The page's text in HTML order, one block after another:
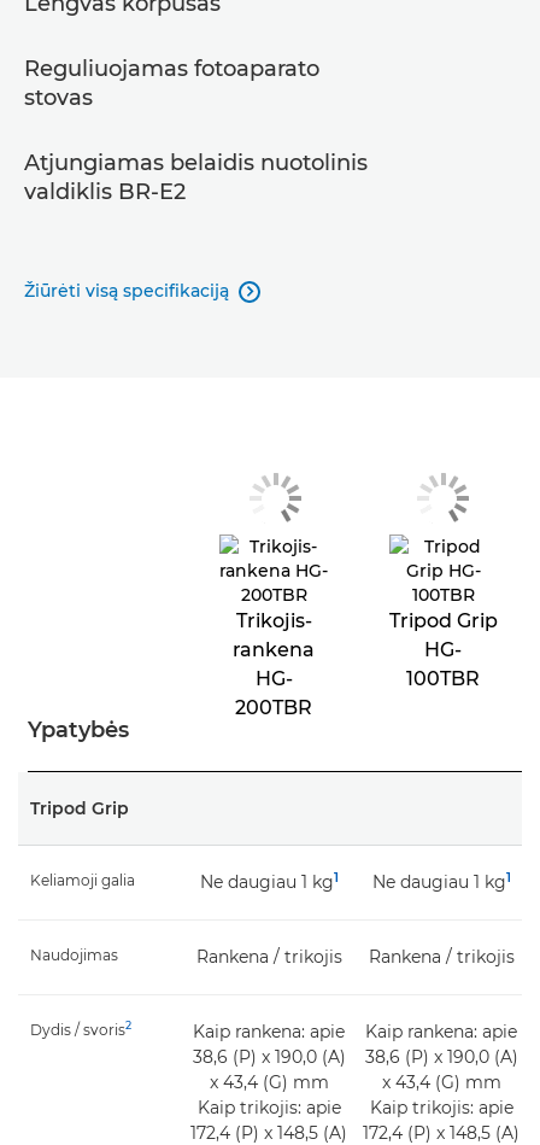
Reguliuojamas fotoaparato
stovas
Atjungiamas belaidis nuotolinis
valdiklis BR-E2
Žiūrėti visą specifikaciją 
Ypatybės
Trikojis-
rankena
HG-
200TBR
Tripod Grip
HG-
100TBR
Tripod Grip
Keliamoji galia Ne daugiau 1 kg1 Ne daugiau 1 kg1
Naudojimas Rankena / trikojis Rankena / trikojis
Dydis / svoris2
Kaip rankena: apie
38,6 (P) x 190,0 (A)
x 43,4 (G) mm
Kaip trikojis: apie
172,4 (P) x 148,5 (A)
Kaip rankena: apie
38,6 (P) x 190,0 (A)
x 43,4 (G) mm
Kaip trikojis: apie
172,4 (P) x 148,5 (A)